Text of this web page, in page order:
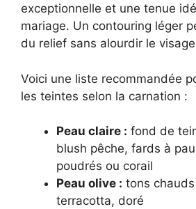
exceptionnelle et une tenue
mariage. Un contouring léger
du relief sans alourdir le
Voici une liste recommandée
les teintes selon la carnation :
Peau claire : fond de
blush pêche, fards à
poudrés ou corail
Peau olive : tons
terracotta, doré